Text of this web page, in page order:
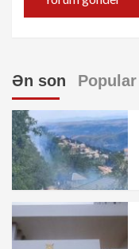
Ən son Popular